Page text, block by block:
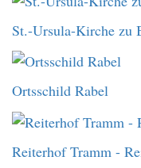
St.-Ursula-Kirche zu
Ortsschild Rabel
Reiterhof Tramm -